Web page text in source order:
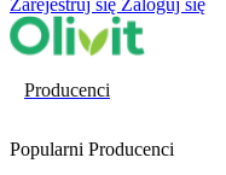
Producenci
Popularni Producenci